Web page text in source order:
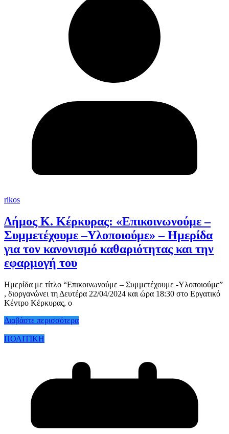
rikos
Δήμος Κ. Κέρκυρας: «Επικοινωνούμε –
Συμμετέχουμε –Υλοποιούμε» – Ημερίδα
για τον κανονισμό καθαριότητας και την
εφαρμογή του
Ημερίδα με τίτλο “Επικοινωνούμε – Συμμετέχουμε -Υλοποιούμε”
, διοργανώνει τη Δευτέρα 22/04/2024 και ώρα 18:30 στο Εργατικό
Κέντρο Κέρκυρας, ο
Διαβάστε περισσότερα
ΠΟΛΙΤΙΚΗ